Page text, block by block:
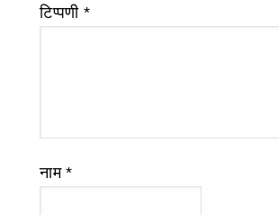
टिप्पणी *
नाम*